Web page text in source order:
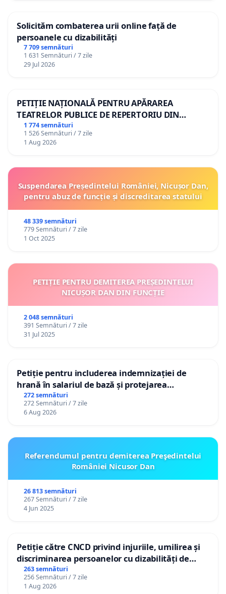
Solicităm combaterea urii online față de
persoanele cu dizabilități
7 709 semnături
1 631 Semnături / 7 zile
29 Jul 2026
PETIȚIE NAȚIONALĂ PENTRU APĂRAREA
TEATRELOR PUBLICE DE REPERTORIU DIN
ROMÂNIA
1 774 semnături
1 526 Semnături / 7 zile
1 Aug 2026
Suspendarea Președintelui României, Nicușor Dan,
pentru abuz de funcție și discreditarea statului
48 339 semnături
779 Semnături / 7 zile
1 Oct 2025
PETIȚIE PENTRU DEMITEREA PREȘEDINTELUI
NICUȘOR DAN DIN FUNCȚIE
2 048 semnături
391 Semnături / 7 zile
31 Jul 2025
Petiție pentru includerea indemnizației de
hrană în salariul de bază și protejarea
gradațiilor de vechime pentru asistenții
personali
272 semnături
272 Semnături / 7 zile
6 Aug 2026
Referendumul pentru demiterea Preşedintelui
României Nicusor Dan
26 813 semnături
267 Semnături / 7 zile
4 Jun 2025
Petiție către CNCD privind injuriile, umilirea și
discriminarea persoanelor cu dizabilități de
către utilizatorul TikTok „Gorici”
263 semnături
256 Semnături / 7 zile
1 Aug 2026